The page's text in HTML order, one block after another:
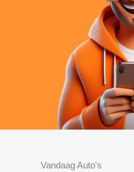
Vandaag Auto's